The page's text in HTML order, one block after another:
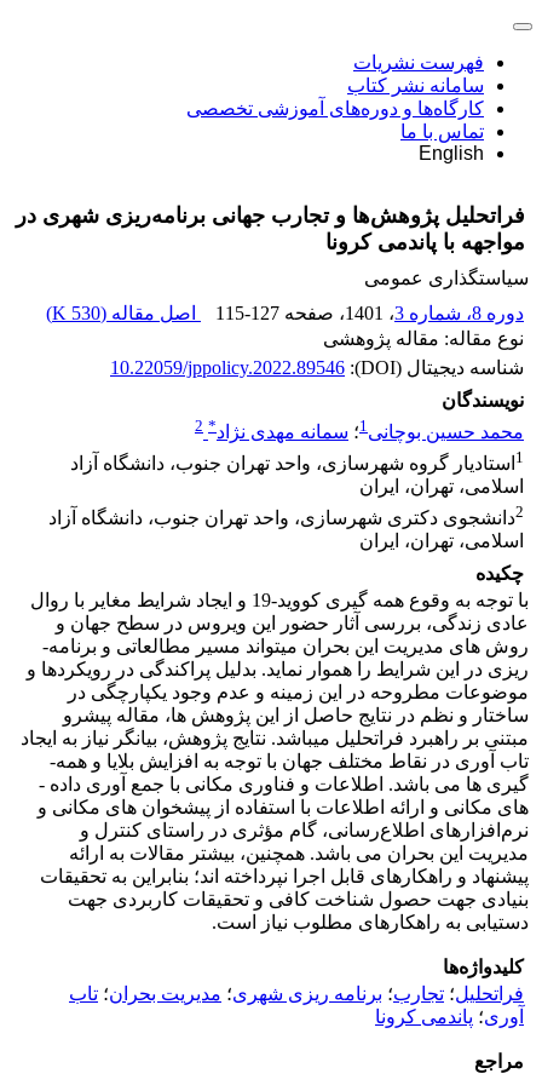
فهرست نشریات
سامانه نشر کتاب
کارگاه‌ها و دوره‌های آموزشی تخصصی
تماس با ما
English
فراتحلیل پژوهش‌ها و تجارب جهانی برنامه‌ریزی شهری در
مواجهه با پاندمی کرونا
سیاستگذاری عمومی
دوره 8، شماره 3
، 1401 ، صفحه 115-127 اصل مقاله (530 K
)
نوع مقاله: مقاله پژوهشی
شناسه دیجیتال (DOI):
10.22059/jppolicy.2022.89546
نویسندگان
محمد حسین بوچانی1؛ سمانه مهدی نژاد*
2
1 استادیار گروه شهرسازی، واحد تهران جنوب، دانشگاه آزاد
اسلامی، تهران، ایران
2دانشجوی دکتری شهرسازی، واحد تهران جنوب، دانشگاه آزاد
اسلامی، تهران، ایران
چکیده
با توجه به وقوع همه­ گیری کووید-19 و ایجاد شرایط مغایر با روال
عادی زندگی، بررسی آثار حضور این ویروس در سطح جهان و
روش ­های مدیریت این بحران می­تواند مسیر مطالعاتی و برنامه­
ریزی در این شرایط را هموار نماید. بدلیل پراکندگی در رویکردها و
موضوعات مطروحه در این زمینه و عدم وجود یکپارچگی در
ساختار و نظم در نتایج حاصل از این پژوهش ­ها، مقاله پیش­رو
مبتنی بر راهبرد فراتحلیل می­باشد. نتایج پژوهش، بیانگر نیاز به ایجاد
تاب­ آوری در نقاط مختلف جهان با توجه به افزایش بلایا و همه­
گیری­ ها می­ باشد. اطلاعات و فناوری مکانی با جمع ­آوری داده ­
های مکانی و ارائه اطلاعات با استفاده از پیشخوان­ های مکانی و
نرم‌افزارهای اطلاع‌رسانی، گام مؤثری در راستای کنترل و
مدیریت این بحران می­ باشد. همچنین، بیشتر مقالات به ارائه
پیشنهاد و راهکارهای قابل اجرا نپرداخته­ اند؛ بنابراین به تحقیقات
بنیادی جهت حصول شناخت کافی و تحقیقات کاربردی جهت
دستیابی به راهکارهای مطلوب نیاز است.
کلیدواژه‌ها
فراتحلیل؛ تجارب؛ برنامه ریزی شهری؛ مدیریت بحران؛ تاب
آوری؛ پاندمی کرونا
مراجع